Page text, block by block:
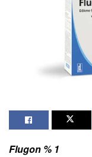
Flugon % 1